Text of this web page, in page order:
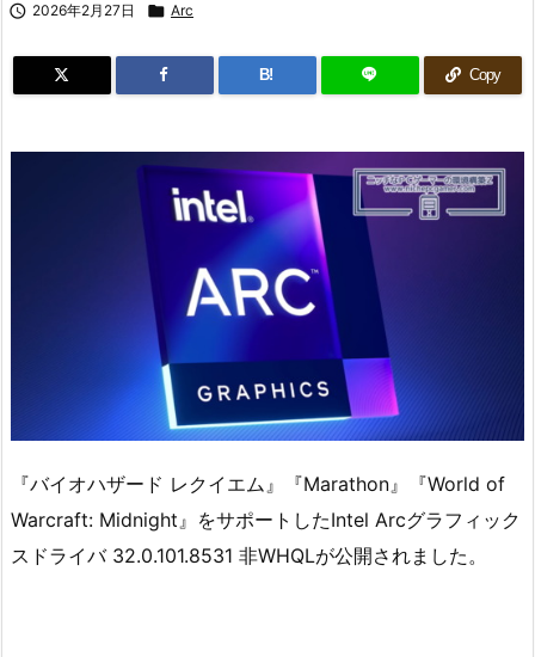
 2026年2月27日  Arc
B! Copy
『バイオハザード レクイエム』『Marathon』『World of
Warcraft: Midnight』をサポートしたIntel Arcグラフィック
スドライバ 32.0.101.8531 非WHQLが公開されました。